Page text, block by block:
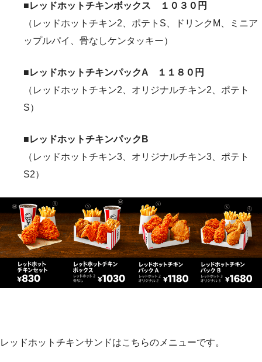
■レッドホットチキンボックス １０３０円
（レッドホットチキン2、ポテトS、ドリンクM、ミニア
ップルパイ、骨なしケンタッキー）
■レッドホットチキンパックA １１８０円
（レッドホットチキン2、オリジナルチキン2、ポテト
S）
■レッドホットチキンパックB
（レッドホットチキン3、オリジナルチキン3、ポテト
S2）
レッドホットチキンサンドはこちらのメニューです。